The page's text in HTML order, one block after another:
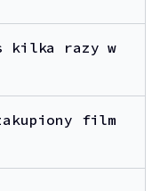
kilka razy w
film